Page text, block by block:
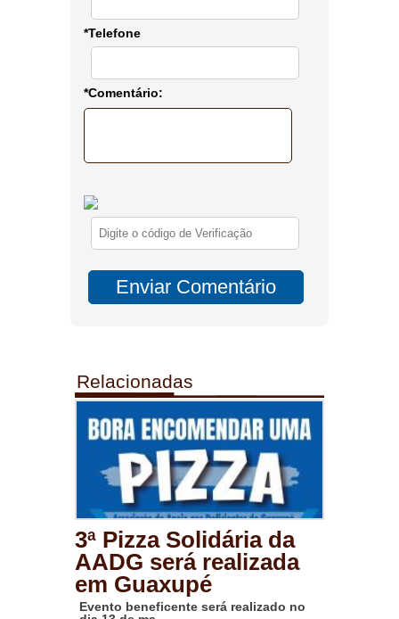
*Telefone
*Comentário:
Relacionadas
3ª Pizza Solidária da
AADG será realizada
em Guaxupé
Evento beneficente será realizado no